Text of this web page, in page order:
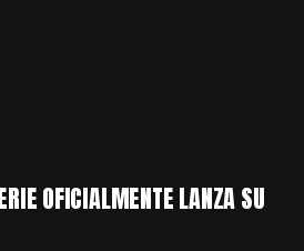
OFICIALMENTE LANZA SU